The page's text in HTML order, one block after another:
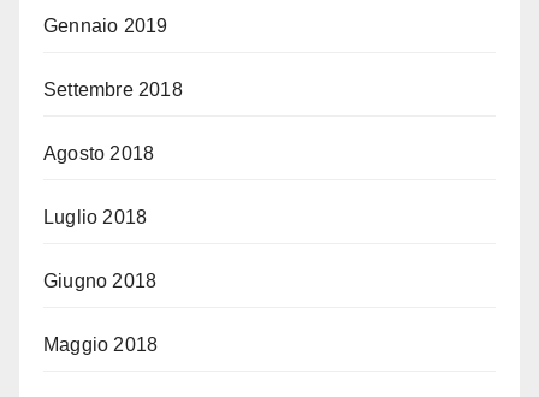
Gennaio 2019
Settembre 2018
Agosto 2018
Luglio 2018
Giugno 2018
Maggio 2018